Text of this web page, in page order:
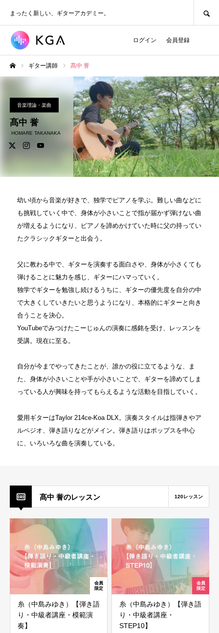
まったく新しい、ギターアカデミー。
ログイン 会員登録
ギター講師 髙中 誉
音楽理論・楽曲
髙中 誉
HOMARE TAKANAKA
幼い頃から音楽が好きで、独学でピアノを学ぶ。難しい曲などに
も挑戦していく中で、身体が小さいことで指が届かず弾けない曲
が増えるようになり、ピアノを諦めかけていた時に父の持ってい
たクラシックギターと出会う。
父に教わる中で、ギターを演奏する面白さや、身体が小さくても
弾けることに魅力を感じ、ギターにハマっていく。
独学でギターを勉強し続けるうちに、ギターの優先度を自分の中
で大きくしていきたいと思うようになり、本格的にギターと向き
合うことを決心。
YouTubeでみつけたこーじゅんの演奏に感銘を受け、レッスンを
受講。現在に至る。
自分が今までやってきたことが、誰かの役に立てるような、ま
た、身体が小さいことや手が小さいことで、ギターを諦めてしま
っている人が興味を持ってもらえるような活動を目指していく。
愛用ギターはTaylor 214ce-Koa DLX。演奏スタイルは指弾きやア
ルペジオ、弾き語りなどがメイン。弾き語りはポップスを中心
に、いろいろな曲を演奏している。
髙中 誉のレッスン 120レッスン
糸（中島みゆき）【弾き語
り・中級者講座・模範演
奏】
糸（中島みゆき）【弾き語
り・中級者講座・
STEP10】